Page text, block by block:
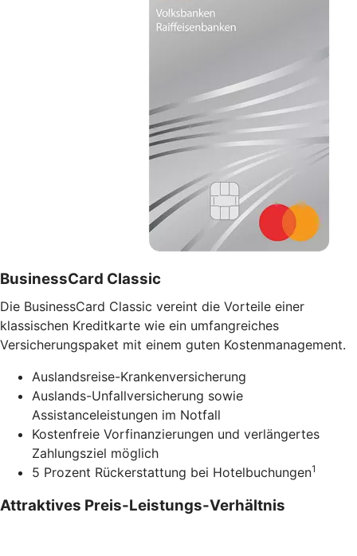
BusinessCard Classic
Die BusinessCard Classic vereint die Vorteile einer
klassischen Kreditkarte wie ein umfangreiches
Versicherungspaket mit einem guten Kostenmanagement.
Auslandsreise-Krankenversicherung
Auslands-Unfallversicherung sowie
Assistanceleistungen im Notfall
Kostenfreie Vorfinanzierungen und verlängertes
Zahlungsziel möglich
5 Prozent Rückerstattung bei Hotelbuchungen1
Attraktives Preis-Leistungs-Verhältnis